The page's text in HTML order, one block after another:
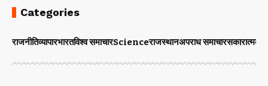
Categories
राजनीतिव्यापारभारतविश्व समाचारScienceराजस्थानअपराध समाचारसकारात्मक